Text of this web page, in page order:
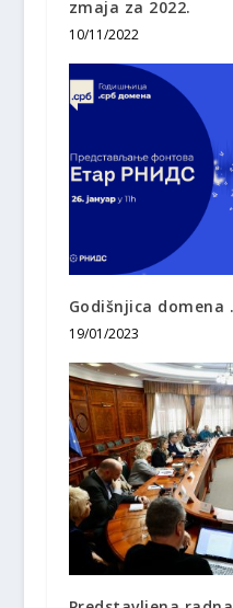
zmaja za 2022.
10/11/2022
Godišnjica domena
19/01/2023